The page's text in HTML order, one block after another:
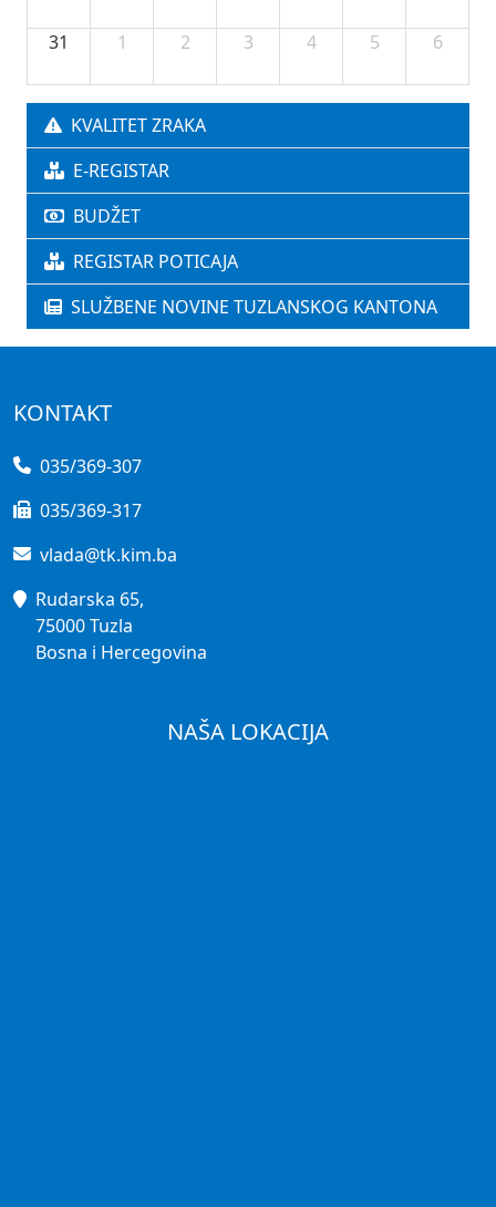
31 1 2 3 4 5 6
KVALITET ZRAKA
E-REGISTAR
BUDŽET
REGISTAR POTICAJA
SLUŽBENE NOVINE TUZLANSKOG KANTONA
KONTAKT
035/369-307
035/369-317
vlada@tk.kim.ba
Rudarska 65,
75000 Tuzla
Bosna i Hercegovina
NAŠA LOKACIJA